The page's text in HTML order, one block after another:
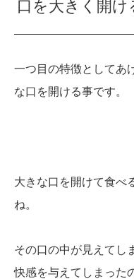
口を大きく開け
一つ目の特徴としてあ
な口を開ける事です。
大きな口を開けて食べ
ね。
その口の中が見えてし
快感を与えてしまった